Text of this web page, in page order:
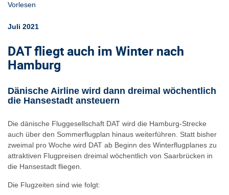
Vorlesen
Juli 2021
DAT fliegt auch im Winter nach
Hamburg
Dänische Airline wird dann dreimal wöchentlich
die Hansestadt ansteuern
Die dänische Fluggesellschaft DAT wird die Hamburg-Strecke
auch über den Sommerflugplan hinaus weiterführen. Statt bisher
zweimal pro Woche wird DAT ab Beginn des Winterflugplanes zu
attraktiven Flugpreisen dreimal wöchentlich von Saarbrücken in
die Hansestadt fliegen.
Die Flugzeiten sind wie folgt: